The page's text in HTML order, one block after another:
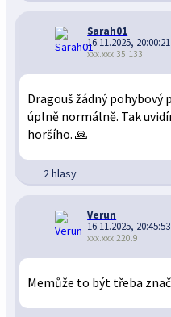
Sarah01
16.11.2025, 20:00:21
xxx.xxx.35.133
Dragouš žádný pohybový
úplně normálně. Tak
horšího. 🙏
2 hlasy
Verun
16.11.2025, 20:45:53
xxx.xxx.220.9
Memůže to být třeba